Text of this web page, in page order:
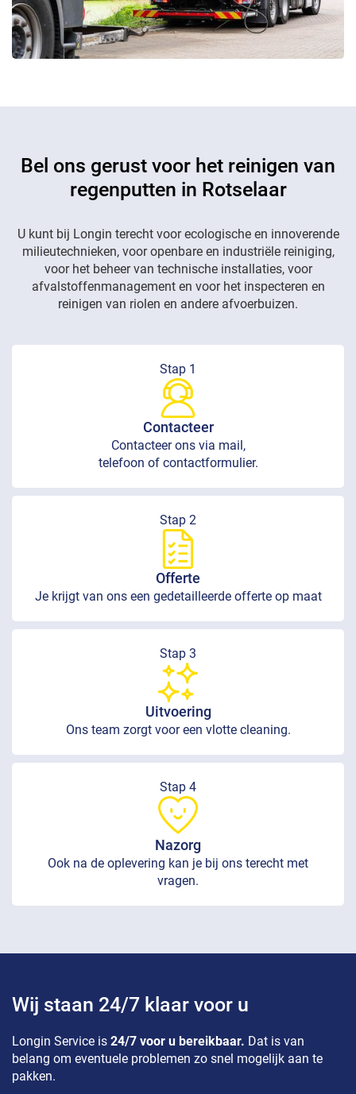
Bel ons gerust voor het reinigen van
regenputten in Rotselaar
U kunt bij Longin terecht voor ecologische en innoverende
milieutechnieken, voor openbare en industriële reiniging,
voor het beheer van technische installaties, voor
afvalstoffenmanagement en voor het inspecteren en
reinigen van riolen en andere afvoerbuizen.
Stap 1
Contacteer
Contacteer ons via mail,
telefoon of contactformulier.
Stap 2
Offerte
Je krijgt van ons een gedetailleerde offerte op maat
Stap 3
Uitvoering
Ons team zorgt voor een vlotte cleaning.
Stap 4
Nazorg
Ook na de oplevering kan je bij ons terecht met
vragen.
Wij staan 24/7 klaar voor u
Longin Service is 24/7 voor u bereikbaar. Dat is van
belang om eventuele problemen zo snel mogelijk aan te
pakken.